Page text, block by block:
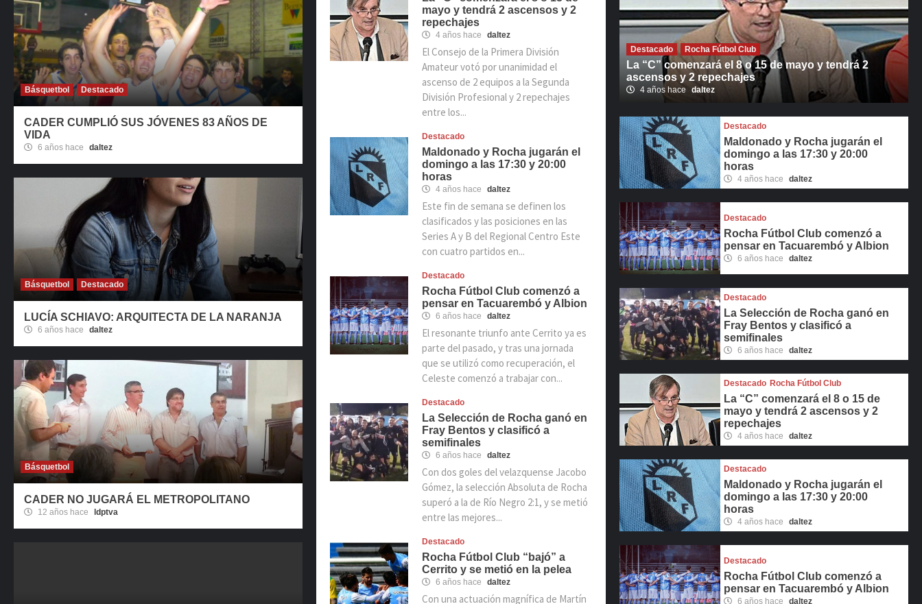
Básquetbol Destacado
CADER CUMPLIÓ SUS JÓVENES 83 AÑOS DE
VIDA
6 años hace daltez
Básquetbol Destacado
LUCÍA SCHIAVO: ARQUITECTA DE LA NARANJA
6 años hace daltez
Básquetbol
CADER NO JUGARÁ EL METROPOLITANO
12 años hace ldptva
mayo y tendrá 2 ascensos y 2
repechajes
4 años hace daltez
El Consejo de la Primera División
Amateur votó por unanimidad el
ascenso de 2 equipos a la Segunda
División Profesional y 2 repechajes
entre los...
Destacado
Maldonado y Rocha jugarán el
domingo a las 17:30 y 20:00
horas
4 años hace daltez
Este fin de semana se definen los
clasificados y las posiciones en las
Series A y B del Regional Centro Este
con cuatro partidos en...
Destacado
Rocha Fútbol Club comenzó a
pensar en Tacuarembó y Albion
6 años hace daltez
El resonante triunfo ante Cerrito ya es
parte del pasado, y tras una jornada
que se utilizó como recuperación, el
Celeste comenzó a trabajar con...
Destacado
La Selección de Rocha ganó en
Fray Bentos y clasificó a
semifinales
6 años hace daltez
Con dos goles del velazquense Jacobo
Gómez, la selección Absoluta de Rocha
superó a la de Río Negro 2:1, y se metió
entre las mejores...
Destacado
Rocha Fútbol Club “bajó” a
Cerrito y se metió en la pelea
6 años hace daltez
Con una actuación magnífica de Martín
Destacado Rocha Fútbol Club
La “C” comenzará el 8 o 15 de mayo y tendrá 2
ascensos y 2 repechajes
4 años hace daltez
Destacado
Maldonado y Rocha jugarán el
domingo a las 17:30 y 20:00
horas
4 años hace daltez
Destacado
Rocha Fútbol Club comenzó a
pensar en Tacuarembó y Albion
6 años hace daltez
Destacado
La Selección de Rocha ganó en
Fray Bentos y clasificó a
semifinales
6 años hace daltez
Destacado Rocha Fútbol Club
La “C” comenzará el 8 o 15 de
mayo y tendrá 2 ascensos y 2
repechajes
4 años hace daltez
Destacado
Maldonado y Rocha jugarán el
domingo a las 17:30 y 20:00
horas
4 años hace daltez
Destacado
Rocha Fútbol Club comenzó a
pensar en Tacuarembó y Albion
6 años hace daltez